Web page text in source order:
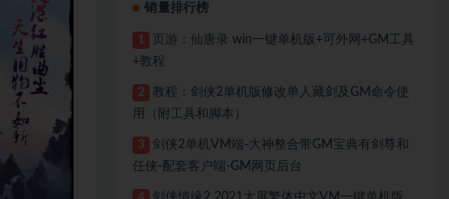
销量排行榜
1
页游：仙唐录 win一键单机版+可外网+GM工具
+教程
2
教程：剑侠2单机版修改单人藏剑及GM命令使
用（附工具和脚本）
3
剑侠2单机VM端-大神整合带GM宝典有剑尊和
任侠-配套客户端-GM网页后台